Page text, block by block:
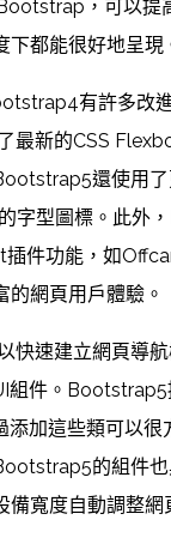
，可以提
下都能很好地呈現
有許多改
最新的CSS
還使用
字型圖標。此外
插件功能，如
的網頁用戶體驗。
快速建立網頁導
組件。
添加這些類可以很
的組件
備寬度自動調整網